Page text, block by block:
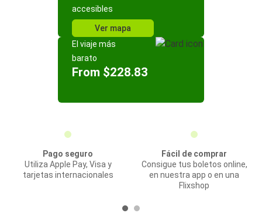
accesibles
Ver mapa
El viaje más
barato
From $228.83
Pago seguro
Utiliza Apple Pay, Visa y
tarjetas internacionales
Fácil de comprar
Consigue tus boletos online,
en nuestra app o en una
Flixshop